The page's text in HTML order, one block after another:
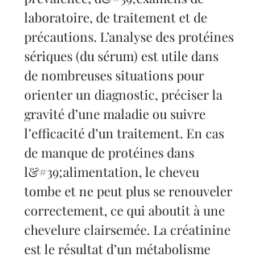
laboratoire, de traitement et de
précautions. L’analyse des protéines
sériques (du sérum) est utile dans
de nombreuses situations pour
orienter un diagnostic, préciser la
gravité d’une maladie ou suivre
l’efficacité d’un traitement. En cas
de manque de protéines dans
l&#39;alimentation, le cheveu
tombe et ne peut plus se renouveler
correctement, ce qui aboutit à une
chevelure clairsemée. La créatinine
est le résultat d’un métabolisme